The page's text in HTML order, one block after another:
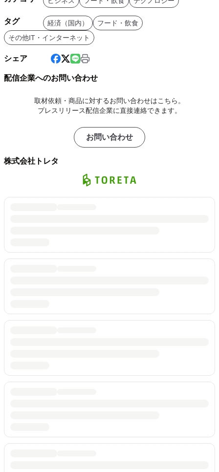
タグ 経済（国内）
フード・飲食
その他IT・インターネット
シェア
配信企業へのお問い合わせ
取材依頼・商品に対するお問い合わせはこちら。
プレスリリース配信企業に直接連絡できます。
お問い合わせ
株式会社トレタ